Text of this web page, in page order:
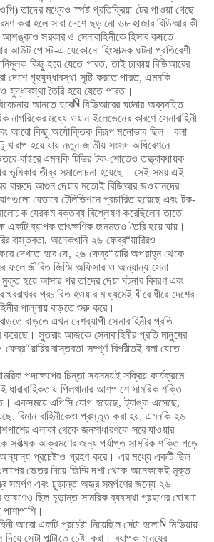
তাদের মধ্যেও স্পষ্ট প্রতিক্রিয়া টের পাওয়া গেছে
করা হলে সারা দেশে ছড়ানো ৬৮ হাজার বিডিআর কী
সরকার ও সেনাবাহিনীকে হিসাব কষতে
আউট পোস্ট-এ যেকোনো হিংসাত্মক ঘটনা প্রতিবেশী
কিছু হয়ে যেতে পারত, তাই ঢাকায় বিডিআরের
দেশে গৃহযুদ্ধাবস্থা সৃষ্টি করতে পারত, এমনকি
যুদ্ধাবস্থা তৈরি হয়ে যেতে পারত।
আনতে হবেÑ বিডিআরের ঘটনার অব্যবহিত
নাগরিকের মধ্যে ওয়ান ইলেভেনের কারণে সেনাবাহিনী
আরো কিছু অযৌক্তিক বিরূপ মনোভাব ছিল। বলা
হয়ে যায় নতুন জাতীয় সংসদ অধিবেশনে
বাইরে এমনকি টিভির টক-শোতেও তত্ত্বাবধায়ক
ভূমিকার তীব্র সমালোচনা হয়েছে। সেই সময় এই
বারুদে আগুন দেয়ার মতোই বিডিআর জওয়ানদের
যেভাবে টেলিভিশনে প্রচারিত হয়েছে এবং টক-
যেরকম বক্তব্য বিশ্লেষণ করেছিলেন তাতে
একটি ব্যাপক তাৎক্ষণিক জনমতও তৈরি হয়ে যায়।
বাস্তবতা, অনেকখানি ২৬ ফেব্র“য়ারিরও।
দেখতে হবে যে, ২৬ ফেব্র“য়ারি অপরাহ্ন থেকে
ফলে জীবিত জিম্মি অফিসার ও অন্যান্য সেনা
মুক্ত হয়ে আসার পর তাদের দেয়া ঘটনার বিবরণ এবং
প্রচারিত হওয়ার মাধ্যমেই ধীরে ধীরে দেশের
পাল্লায় বাড়তে শুরু করে।
বাড়তে এখন দেশব্যাপী সেনাবাহিনীর প্রতি
করেছে। সুতরাং আজকে সেনাবাহিনীর প্রতি মানুষের
বাস্তবতা সম্পূর্ণ বিপরীতই বলা যেতে
পদক্ষেপের চিন্তা সবসময়ই সক্রিয় কার্যক্রমে
পিলখানার আশপাশে সামরিক শক্তি
একসময়ে এপিসি যোগ হয়েছে, ট্যাঙ্ক এসেছে,
বিমান বাহিনীকেও প্রস্তুত করা হয়, এমনকি ২৬
এলাকা থেকে জনসাধারণকে সরে যাওয়ার
সর্বাত্মক আক্রমণের জন্য পর্যাপ্ত সামরিক শক্তি গড়ে
অন্যান্য প্রচেষ্টাও গ্রহণ করে। এর মধ্যে একটি ছিল
ভেতর দিয়ে জিম্মি দশা থেকে অনেককেই মুক্ত
সমর্পণ এবং চূড়ান্ত অস্ত্র সমর্পণের জন্যে ২৬
ভাষণেও ছিল চূড়ান্ত সামরিক ব্যবস্থা গ্রহণের ঘোষণা
আরো একটি প্রচেষ্টা নিয়েছিল সেটা হলোÑ মিডিয়ায়
সেটা পাল্টাতে চেষ্টা করা। ব্যাপক মানুষের